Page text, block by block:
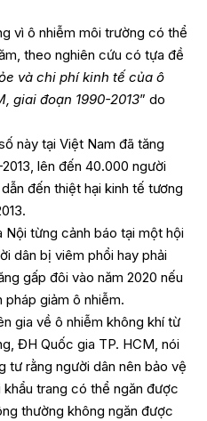
vì ô nhiễm môi trường có thể
theo nghiên cứu có tựa đề
và chi phí kinh tế của ô
giai đoạn 1990-2013” do
này tại Việt Nam đã tăng
lên đến 40.000 người
đến thiệt hại kinh tế tương
từng cảnh báo tại một hội
dân bị viêm phổi hay phải
gấp đôi vào năm 2020 nếu
giảm ô nhiễm.
gia về ô nhiễm không khí từ
ĐH Quốc gia TP. HCM, nói
tư rằng người dân nên bảo vệ
trang có thể ngăn được
thường không ngăn được